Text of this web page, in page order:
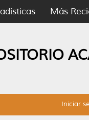
Más
Iniciar